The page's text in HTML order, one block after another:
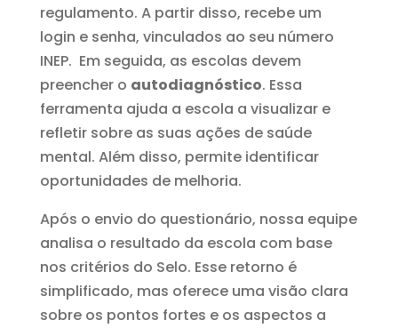
regulamento. A partir disso, recebe um
login e senha, vinculados ao seu número
INEP. Em seguida, as escolas devem
preencher o autodiagnóstico. Essa
ferramenta ajuda a escola a visualizar e
refletir sobre as suas ações de saúde
mental. Além disso, permite identificar
oportunidades de melhoria.
Após o envio do questionário, nossa equipe
analisa o resultado da escola com base
nos critérios do Selo. Esse retorno é
simplificado, mas oferece uma visão clara
sobre os pontos fortes e os aspectos a